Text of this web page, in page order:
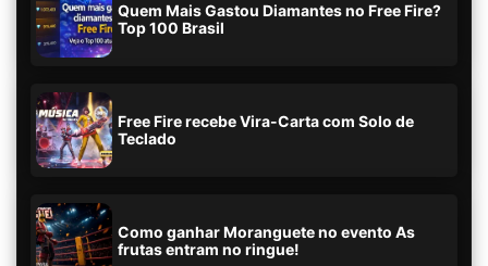
Quem Mais Gastou Diamantes no Free Fire?
Top 100 Brasil
Free Fire recebe Vira-Carta com Solo de
Teclado
Como ganhar Moranguete no evento As
frutas entram no ringue!